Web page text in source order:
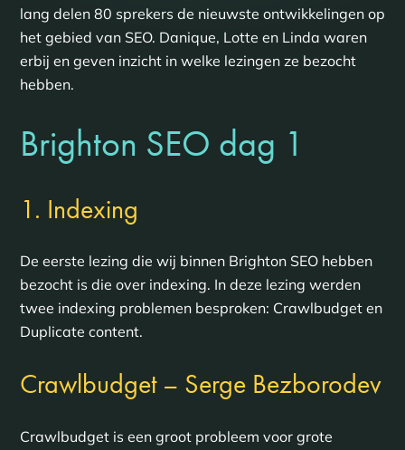
lang delen 80 sprekers de nieuwste ontwikkelingen op
het gebied van SEO. Danique, Lotte en Linda waren
erbij en geven inzicht in welke lezingen ze bezocht
hebben.
Brighton SEO dag 1
1. Indexing
De eerste lezing die wij binnen Brighton SEO hebben
bezocht is die over indexing. In deze lezing werden
twee indexing problemen besproken: Crawlbudget en
Duplicate content.
Crawlbudget – Serge Bezborodev
Crawlbudget is een groot probleem voor grote